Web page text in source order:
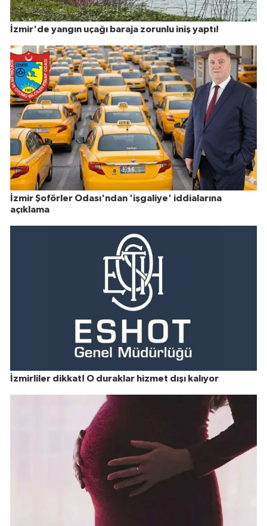
İzmir'de yangın uçağı baraja zorunlu iniş yaptı!
İzmir Şoförler Odası'ndan 'işgaliye' iddialarına
açıklama
İzmirliler dikkat! O duraklar hizmet dışı kalıyor